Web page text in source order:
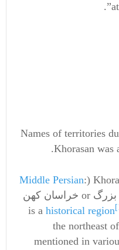
Names of territories
Khorasan was
.
Middle Persian:
historical region
the northeast of
mentioned in